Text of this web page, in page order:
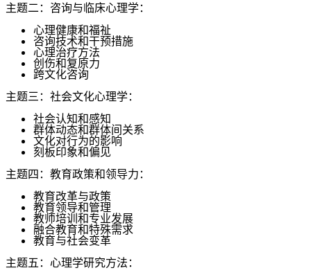
主题二：咨询与临床心理学：
心理健康和福祉
咨询技术和干预措施
心理治疗方法
创伤和复原力
跨文化咨询
主题三：社会文化心理学：
社会认知和感知
群体动态和群体间关系
文化对行为的影响
刻板印象和偏见
主题四：教育政策和领导力：
教育改革与政策
教育领导和管理
教师培训和专业发展
融合教育和特殊需求
教育与社会变革
主题五：心理学研究方法：